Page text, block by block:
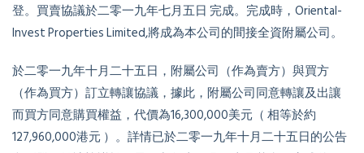
登。買賣協議於二零一九年七月五日 完成。完成時，Oriental-
Invest Properties Limited,將成為本公司的間接全資附屬公司。
於二零一九年十月二十五日，附屬公司（作為賣方）與買方
（作為買方）訂立轉讓協議，據此，附屬公司同意轉讓及出讓
而買方同意購買權益，代價為16,300,000美元（ 相等於約
127,960,000港元 ）。詳情已於二零一九年十月二十五日的公告